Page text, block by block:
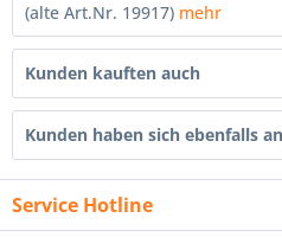
(alte Art.Nr. 19917) mehr
Kunden kauften auch
Kunden haben sich ebenfalls
Service Hotline